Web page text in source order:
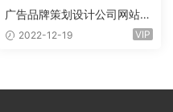
广告品牌策划设计公司网站p
bootcms模板(自适应手机)
2022-12-19 VIP